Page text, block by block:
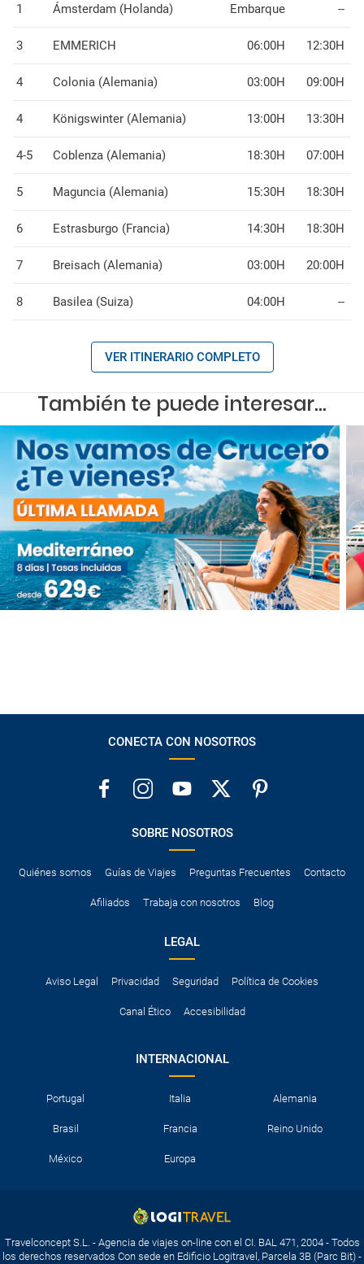
1 Ámsterdam (Holanda) Embarque --
3 EMMERICH 06:00H 12:30H
4 Colonia (Alemania) 03:00H 09:00H
4 Königswinter (Alemania) 13:00H 13:30H
4-5 Coblenza (Alemania) 18:30H 07:00H
5 Maguncia (Alemania) 15:30H 18:30H
6 Estrasburgo (Francia) 14:30H 18:30H
7 Breisach (Alemania) 03:00H 20:00H
8 Basilea (Suiza) 04:00H --
VER ITINERARIO COMPLETO
También te puede interesar...
CONECTA CON NOSOTROS
SOBRE NOSOTROS
Quiénes somos Guías de Viajes Preguntas Frecuentes Contacto
Afiliados Trabaja con nosotros Blog
LEGAL
Aviso Legal Privacidad Seguridad Política de Cookies
Canal Ético Accesibilidad
INTERNACIONAL
Portugal Italia Alemania
Brasil Francia Reino Unido
México Europa
Travelconcept S.L. - Agencia de viajes on-line con el CI. BAL 471, 2004 - Todos
los derechos reservados Con sede en Edificio Logitravel, Parcela 3B (Parc Bit) -